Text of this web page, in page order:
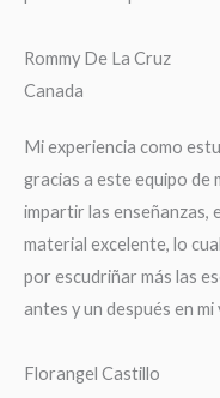
Rommy De La Cruz
Canada
Mi experiencia como
gracias a este equipo de
impartir las enseñanzas,
material excelente, lo
por escudriñar más las
antes y un después en
Florangel Castillo